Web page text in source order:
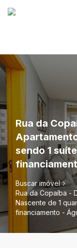
Rua da
sendo 1
Buscar imóvel
Rua da Copaíba -
Nascente de 1
financiamento -